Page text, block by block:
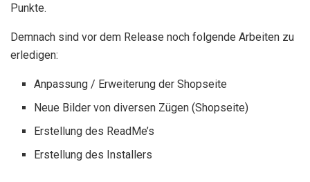
Punkte.
Demnach sind vor dem Release noch folgende Arbeiten zu
erledigen:
Anpassung / Erweiterung der Shopseite
Neue Bilder von diversen Zügen (Shopseite)
Erstellung des ReadMe’s
Erstellung des Installers